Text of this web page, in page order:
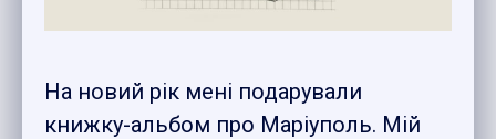
На новий рік мені подарували
книжку-альбом про Маріуполь. Мій